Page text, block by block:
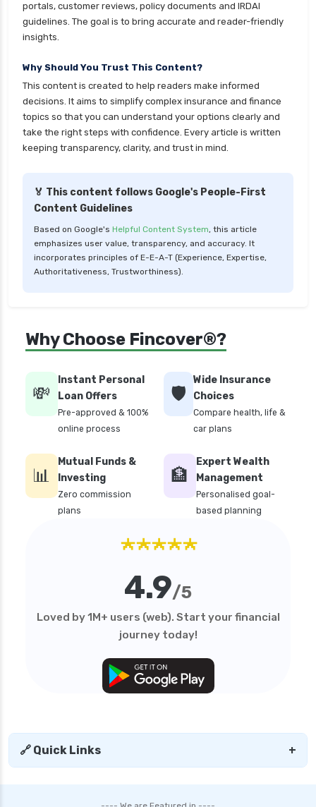
portals, customer reviews, policy documents and IRDAI
guidelines. The goal is to bring accurate and reader-friendly
insights.
Why Should You Trust This Content?
This content is created to help readers make informed
decisions. It aims to simplify complex insurance and finance
topics so that you can understand your options clearly and
take the right steps with confidence. Every article is written
keeping transparency, clarity, and trust in mind.
🏅 This content follows Google's People-First
Content Guidelines
Based on Google's Helpful Content System, this article
emphasizes user value, transparency, and accuracy. It
incorporates principles of E-E-A-T (Experience, Expertise,
Authoritativeness, Trustworthiness).
Why Choose Fincover®?
💸
Instant Personal
Loan Offers
Pre-approved & 100%
online process
🛡️
Wide Insurance
Choices
Compare health, life &
car plans
📊
Mutual Funds &
Investing
Zero commission
plans
🏦
Expert Wealth
Management
Personalised goal-
based planning
★★★★★
4.9/5
Loved by 1M+ users (web). Start your financial
journey today!
🔗 Quick Links +